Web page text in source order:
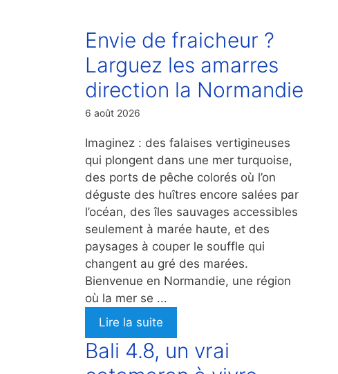
Envie de fraicheur ?
Larguez les amarres
direction la Normandie
6 août 2026
Imaginez : des falaises vertigineuses
qui plongent dans une mer turquoise,
des ports de pêche colorés où l’on
déguste des huîtres encore salées par
l’océan, des îles sauvages accessibles
seulement à marée haute, et des
paysages à couper le souffle qui
changent au gré des marées.
Bienvenue en Normandie, une région
où la mer se ...
Lire la suite
Bali 4.8, un vrai